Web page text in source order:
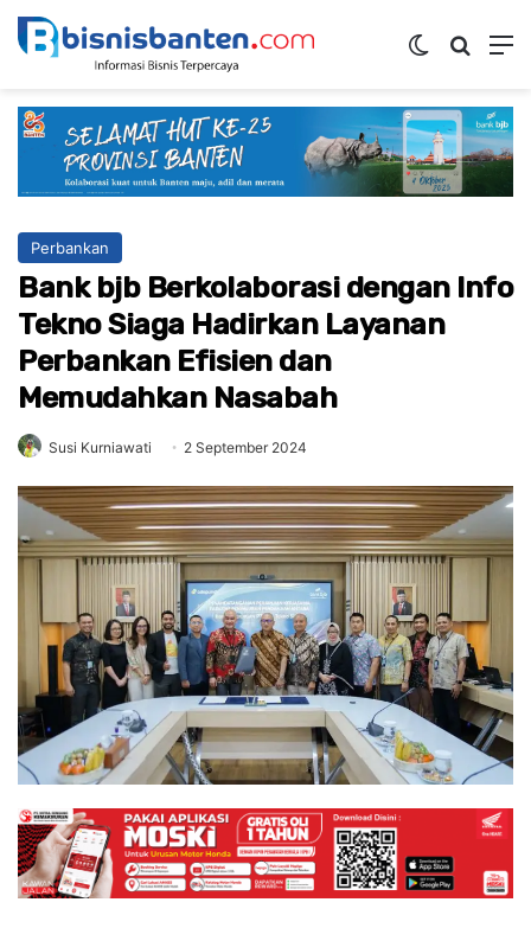
Switch skin
Perbankan
Bank bjb Berkolaborasi dengan Info
Tekno Siaga Hadirkan Layanan
Perbankan Efisien dan
Memudahkan Nasabah
Susi Kurniawati 2 September 2024